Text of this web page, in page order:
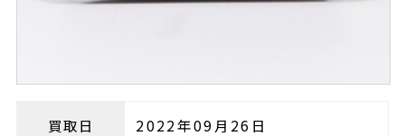
買取日 2022年09月26日